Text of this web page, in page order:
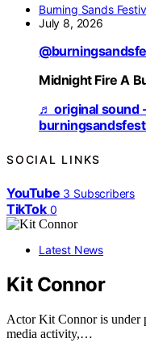
Burning Sands
July 8, 2026
Midnight Fire A
♬ original sound
SOCIAL LINKS
YouTube 3 Subscribers
TikTok 0
Latest News
Kit Connor
Actor Kit Connor is under
media activity,…